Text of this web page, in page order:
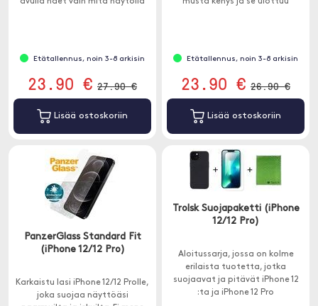
Etätallennus, noin 3-8 arkisin
23.90 € 27.90 €
Lisää ostoskoriin
Etätallennus, noin 3-8 arkisin
23.90 € 26.90 €
Lisää ostoskoriin
PanzerGlass Standard Fit
(iPhone 12/12 Pro)
Karkaistu lasi iPhone 12/12 Prolle,
joka suojaa näyttöäsi
Trolsk Suojapaketti (iPhone
12/12 Pro)
Aloitussarja, jossa on kolme
erilaista tuotetta, jotka
suojaavat ja pitävät iPhone 12
:ta ja iPhone 12 Pro